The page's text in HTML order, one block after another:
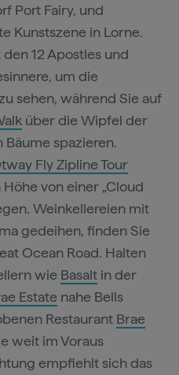
Port Fairy, und
Kunstszene in Lorne.
12 Apostles und
um die
sehen, während Sie auf
über die Wipfel der
spazieren.
Fly Zipline Tour
von einer „Cloud
Weinkellereien mit
gedeihen, finden Sie
Ocean Road. Halten
wie Basalt in der
Estate nahe Bells
Restaurant Brae
weit im Voraus
empfiehlt sich das